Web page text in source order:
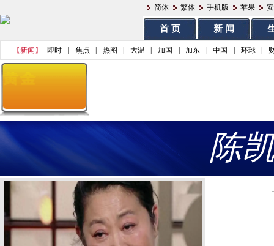
简体 繁体 手机版 苹果
首 页 新 闻
【新闻】 即时 焦点 热图 大温 加国 加东 中国 环球
陈